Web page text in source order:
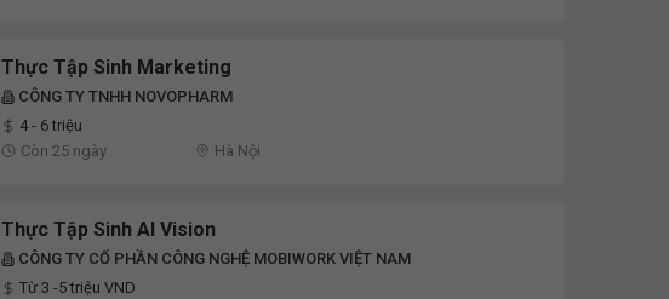
Thực Tập Sinh Marketing
CÔNG TY TNHH NOVOPHARM
4 - 6 triệu
Còn 25 ngày
Hà Nội
Thực Tập Sinh AI Vision
CÔNG TY CỔ PHẦN CÔNG NGHỆ MOBIWORK VIỆT NAM
Từ 3 -5 triệu VND